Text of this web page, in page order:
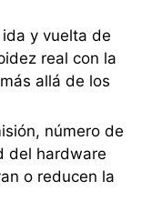
y vuelta de
real con la
allá de los
número de
del hardware
o reducen la